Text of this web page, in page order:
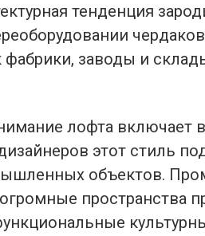
тенденция
фабрики, заводы и
лофта включает
этот стиль
объектов.
пространства